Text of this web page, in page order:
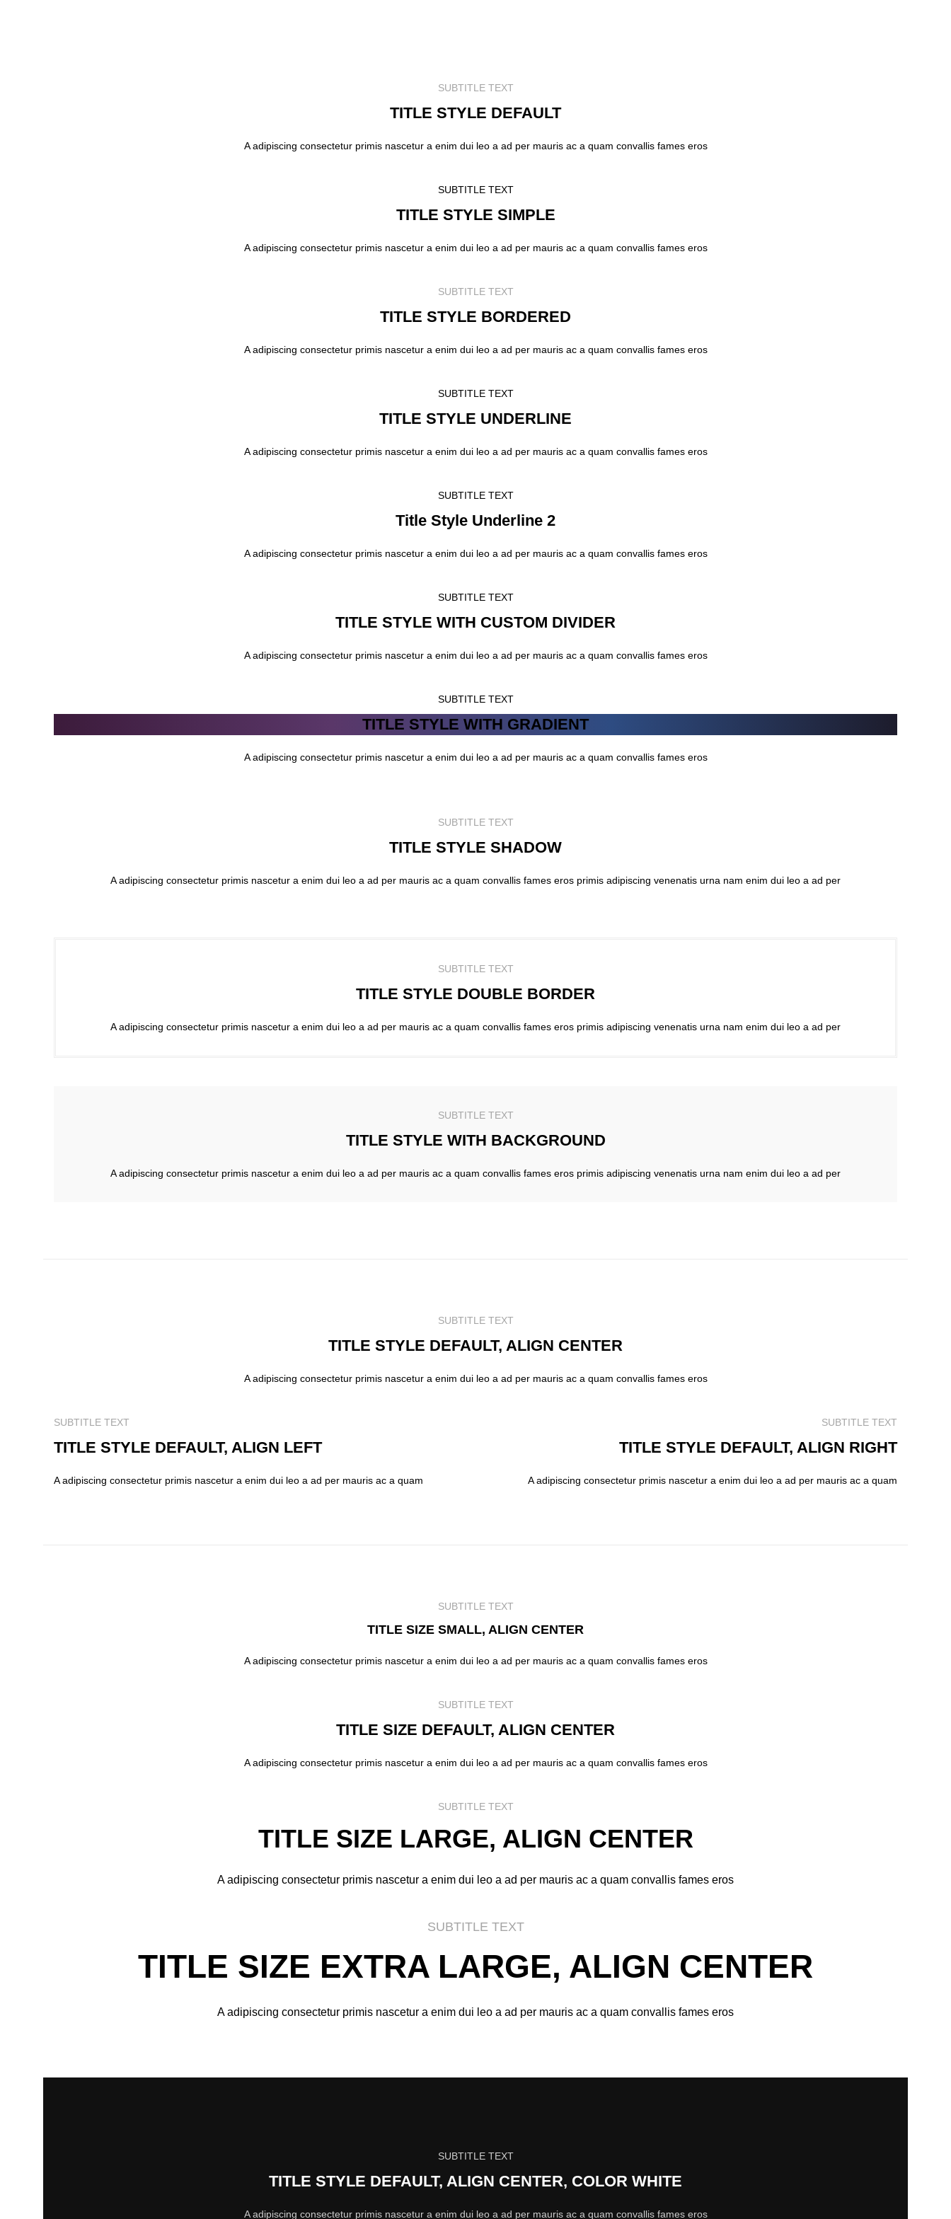
SUBTITLE TEXT
TITLE STYLE DEFAULT
A adipiscing consectetur primis nascetur a enim dui leo a ad per mauris ac a quam convallis fames eros
SUBTITLE TEXT
TITLE STYLE SIMPLE
A adipiscing consectetur primis nascetur a enim dui leo a ad per mauris ac a quam convallis fames eros
SUBTITLE TEXT
TITLE STYLE BORDERED
A adipiscing consectetur primis nascetur a enim dui leo a ad per mauris ac a quam convallis fames eros
SUBTITLE TEXT
TITLE STYLE UNDERLINE
A adipiscing consectetur primis nascetur a enim dui leo a ad per mauris ac a quam convallis fames eros
SUBTITLE TEXT
Title Style Underline 2
A adipiscing consectetur primis nascetur a enim dui leo a ad per mauris ac a quam convallis fames eros
SUBTITLE TEXT
TITLE STYLE WITH CUSTOM DIVIDER
A adipiscing consectetur primis nascetur a enim dui leo a ad per mauris ac a quam convallis fames eros
SUBTITLE TEXT
TITLE STYLE WITH GRADIENT
A adipiscing consectetur primis nascetur a enim dui leo a ad per mauris ac a quam convallis fames eros
SUBTITLE TEXT
TITLE STYLE SHADOW
A adipiscing consectetur primis nascetur a enim dui leo a ad per mauris ac a quam convallis fames eros primis adipiscing venenatis urna nam enim dui leo a ad per
SUBTITLE TEXT
TITLE STYLE DOUBLE BORDER
A adipiscing consectetur primis nascetur a enim dui leo a ad per mauris ac a quam convallis fames eros primis adipiscing venenatis urna nam enim dui leo a ad per
SUBTITLE TEXT
TITLE STYLE WITH BACKGROUND
A adipiscing consectetur primis nascetur a enim dui leo a ad per mauris ac a quam convallis fames eros primis adipiscing venenatis urna nam enim dui leo a ad per
SUBTITLE TEXT
TITLE STYLE DEFAULT, ALIGN CENTER
A adipiscing consectetur primis nascetur a enim dui leo a ad per mauris ac a quam convallis fames eros
SUBTITLE TEXT
TITLE STYLE DEFAULT, ALIGN LEFT
A adipiscing consectetur primis nascetur a enim dui leo a ad per mauris ac a quam
SUBTITLE TEXT
TITLE STYLE DEFAULT, ALIGN RIGHT
A adipiscing consectetur primis nascetur a enim dui leo a ad per mauris ac a quam
SUBTITLE TEXT
TITLE SIZE SMALL, ALIGN CENTER
A adipiscing consectetur primis nascetur a enim dui leo a ad per mauris ac a quam convallis fames eros
SUBTITLE TEXT
TITLE SIZE DEFAULT, ALIGN CENTER
A adipiscing consectetur primis nascetur a enim dui leo a ad per mauris ac a quam convallis fames eros
SUBTITLE TEXT
TITLE SIZE LARGE, ALIGN CENTER
A adipiscing consectetur primis nascetur a enim dui leo a ad per mauris ac a quam convallis fames eros
SUBTITLE TEXT
TITLE SIZE EXTRA LARGE, ALIGN CENTER
A adipiscing consectetur primis nascetur a enim dui leo a ad per mauris ac a quam convallis fames eros
SUBTITLE TEXT
TITLE STYLE DEFAULT, ALIGN CENTER, COLOR WHITE
A adipiscing consectetur primis nascetur a enim dui leo a ad per mauris ac a quam convallis fames eros